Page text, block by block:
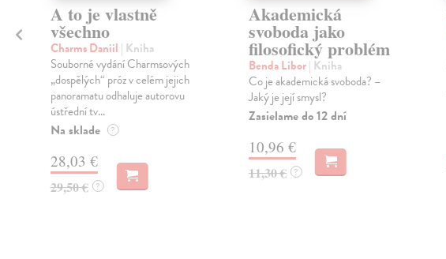
A to je vlastně
všechno
Charms Daniil | Kniha
Souborné vydání Charmsových
„dospělých“ próz v celém jejich
panoramatu odhaluje autorovu
ústřední tv...
Na sklade ?
28,03 €
29,50 € ?
Akademická
svoboda jako
filosofický problém
Benda Libor| Kniha
Co je akademická svoboda? –
Jaký je její smysl?
Zasielame do 12 dní
10,96 €
11,30 € ?